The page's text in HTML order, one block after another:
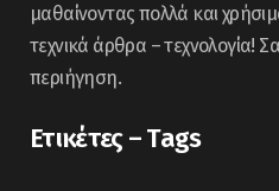
μαθαίνοντας πολλά και
τεχνικά άρθρα – τεχνολογία!
περιήγηση.
Ετικέτες – Tags